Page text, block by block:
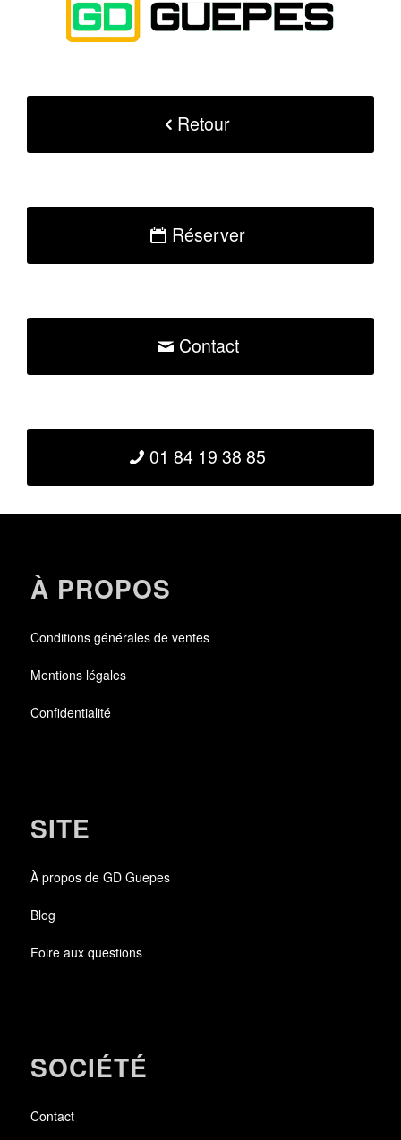
Retour
Réserver
Contact
01 84 19 38 85
À PROPOS
Conditions générales de ventes
Mentions légales
Confidentialité
SITE
À propos de GD Guepes
Blog
Foire aux questions
SOCIÉTÉ
Contact